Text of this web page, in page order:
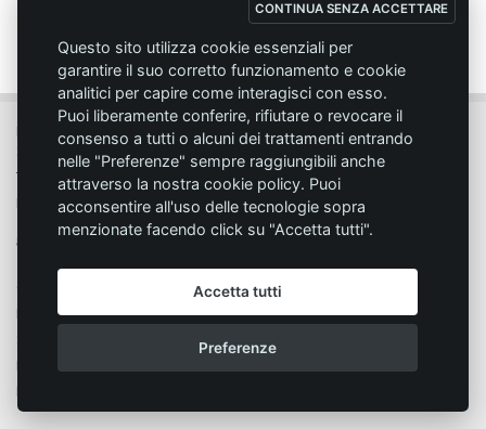
CONTINUA SENZA ACCETTARE
Questo sito utilizza cookie essenziali per
garantire il suo corretto funzionamento e cookie
analitici per capire come interagisci con esso.
Puoi liberamente conferire, rifiutare o revocare il
consenso a tutti o alcuni dei trattamenti entrando
nelle "Preferenze" sempre raggiungibili anche
attraverso la nostra cookie policy. Puoi
acconsentire all'uso delle tecnologie sopra
menzionate facendo click su "Accetta tutti".
Accetta tutti
Preferenze
MC SPORT MARKET LODI - Via del Lavoro, 14 - 26817 SAN MARTINO IN
STRADA (LO)
Tel. 0371.432774 - Fax 0371.432775 - Email:info@emmecisport.com
P.IVA 06749350150 - Iscriz. Trib. Lodi n° 4287 - C.C.I.A.A. n° 1122943
Modalità d'acquisto
Privacy
Cookie policy